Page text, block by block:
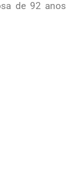
de 92 anos